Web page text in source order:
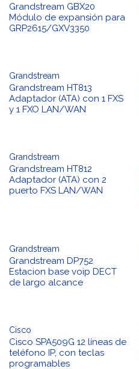
Grandstream GBX20
Módulo de expansión para
GRP2615/GXV3350
Grandstream HT813
Adaptador (ATA) con 1 FXS
y 1 FXO LAN/WAN
Grandstream
Grandstream HT812
Adaptador (ATA) con 2
puerto FXS LAN/WAN
Grandstream
Grandstream DP752
Estacion base voip DECT
de largo alcance
Grandstream
Cisco SPA509G 12 líneas de
teléfono IP, con teclas
programables
Cisco